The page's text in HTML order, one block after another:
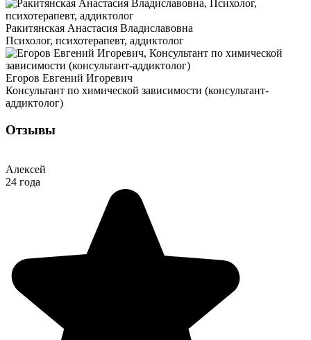
Ракитянская Анастасия Владиславовна
Психолог, психотерапевт, аддиктолог
Егоров Евгений Игоревич
Консультант по химической зависимости (консультант-
аддиктолог)
Отзывы
Алексей
24 года